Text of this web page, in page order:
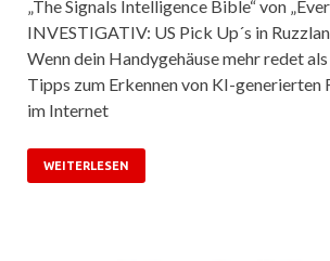
„The Signals Intelligence Bible“ von
INVESTIGATIV: US Pick Up´s in
Wenn dein Handygehäuse mehr redet
Tipps zum Erkennen von KI-generierten
im Internet
WEITERLESEN